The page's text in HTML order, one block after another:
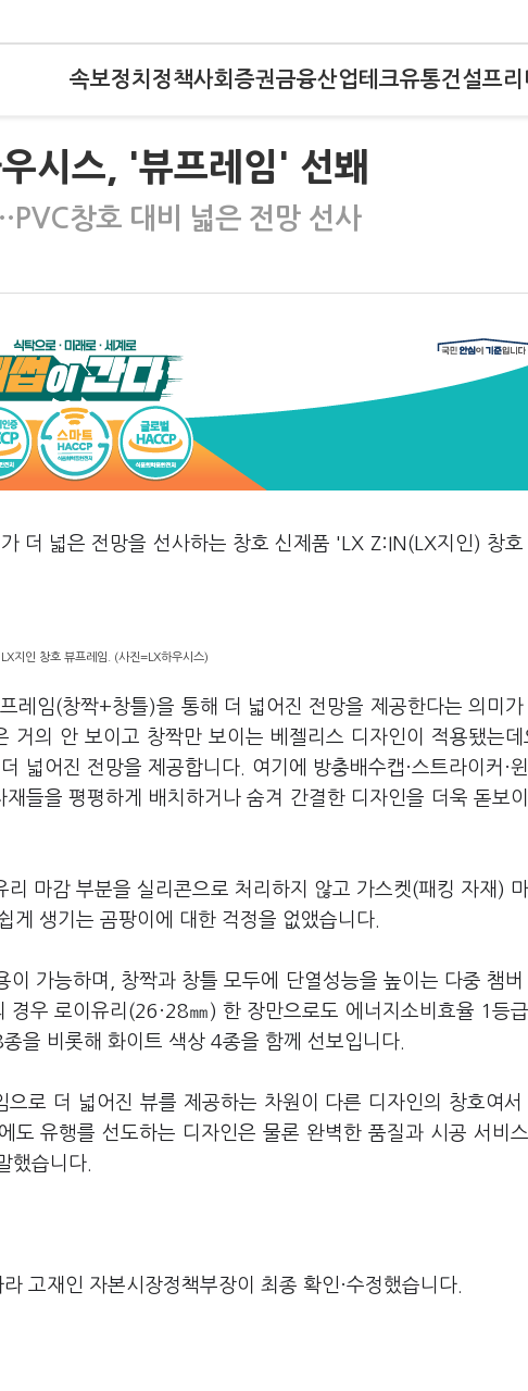
속보정치 정책사회 증권금융산업테크유통건설프리
시스, '뷰프레임' 선봬
창호 대비 넓은 전망 선사
가 더 넓은 전망을 선사하는 창호 신제품 'LX Z:IN(LX지인) 창호
LX지인 창호 뷰프레임. (사진=LX하우시스)
레임(창짝+창틀)을 통해 더 넓어진 전망을 제공한다는 의미가
거의 안 보이고 창짝만 보이는 베젤리스 디자인이 적용됐는데
넓어진 전망을 제공합니다. 여기에 방충배수캡·스트라이커·
들을 평평하게 배치하거나 숨겨 간결한 디자인을 더욱 돋보이
마감 부분을 실리콘으로 처리하지 않고 가스켓(패킹 자재)
게 생기는 곰팡이에 대한 걱정을 없앴습니다.
가능하며, 창짝과 창틀 모두에 단열성능을 높이는 다중 챔버
경우 로이유리(26·28㎜) 한 장만으로도 에너지소비효율 1등
을 비롯해 화이트 색상 4종을 함께 선보입니다.
으로 더 넓어진 뷰를 제공하는 차원이 다른 디자인의 창호여서
유행를 선도하는 디자인은 물론 완벽한 품질과 시공 서비
했습니다.
고재인 자본시장정책부장이 최종 확인·수정했습니다.